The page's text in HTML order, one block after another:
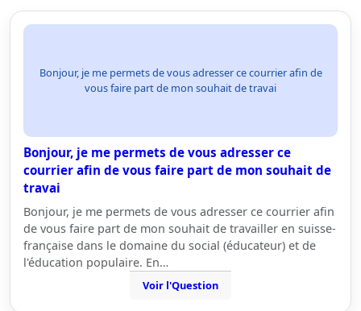
Bonjour, je me permets de vous adresser ce courrier afin de
vous faire part de mon souhait de travai
Bonjour, je me permets de vous adresser ce
courrier afin de vous faire part de mon souhait de
travai
Bonjour, je me permets de vous adresser ce courrier afin
de vous faire part de mon souhait de travailler en suisse-
française dans le domaine du social (éducateur) et de
l'éducation populaire. En…
Voir l'Question